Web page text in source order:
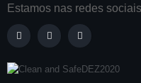
Estamos nas redes